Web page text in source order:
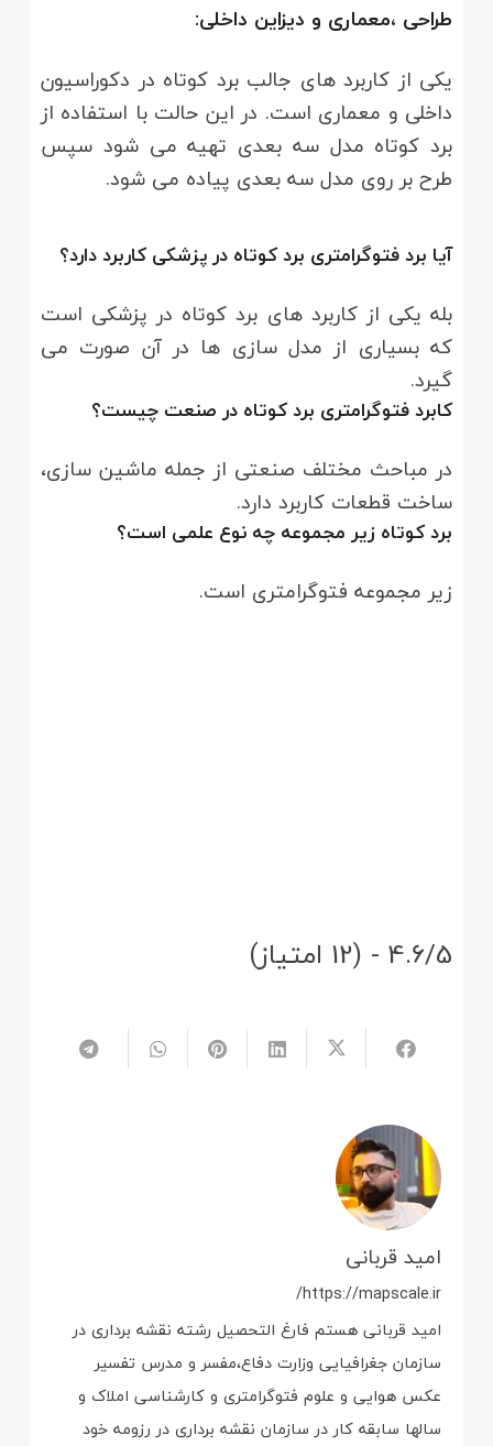
طراحی ،معماری و دیزاین داخلی:
یکی از کاربرد های جالب برد کوتاه در دکوراسیون
داخلی و معماری است. در این حالت با استفاده از
برد کوتاه مدل سه بعدی تهیه می شود سپس
طرح بر روی مدل سه بعدی پیاده می شود.
آیا برد فتوگرامتری برد کوتاه در پزشکی کاربرد دارد؟
بله یکی از کاربرد های برد کوتاه در پزشکی است
که بسیاری از مدل سازی ها در آن صورت می
گیرد.
کابرد فتوگرامتری برد کوتاه در صنعت چیست؟
در مباحث مختلف صنعتی از جمله ماشین سازی،
ساخت قطعات کاربرد دارد.
برد کوتاه زیر مجموعه چه نوع علمی است؟
زیر مجموعه فتوگرامتری است.
4.6/5 - (12 امتیاز)
امید قربانی
https://mapscale.ir/
امید قربانی هستم فارغ التحصیل رشته نقشه برداری در
سازمان جغرافیایی وزارت دفاع،مفسر و مدرس تفسیر
عکس هوایی و علوم فتوگرامتری و کارشناسی املاک و
سالها سابقه کار در سازمان نقشه برداری در رزومه خود